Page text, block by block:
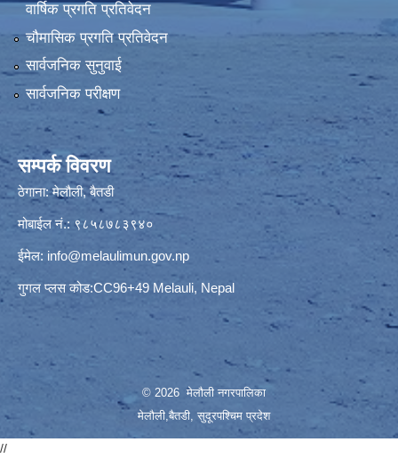
वार्षिक प्रगति प्रतिवेदन
चौमासिक प्रगति प्रतिवेदन
सार्वजनिक सुनुवाई
सार्वजनिक परीक्षण
सम्पर्क विवरण
ठेगाना: मेलौली, बैतडी
मोबाईल नं.: ९८५८७८३९४०
ईमेल: info@melaulimun.gov.np
गुगल प्लस कोड:CC96+49 Melauli, Nepal
© 2026 मेलौली नगरपालिका
मेलौली,बैतडी, सुदूरपश्‍चिम प्रदेश
//